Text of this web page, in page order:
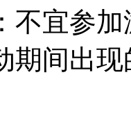
不宜参
期间出